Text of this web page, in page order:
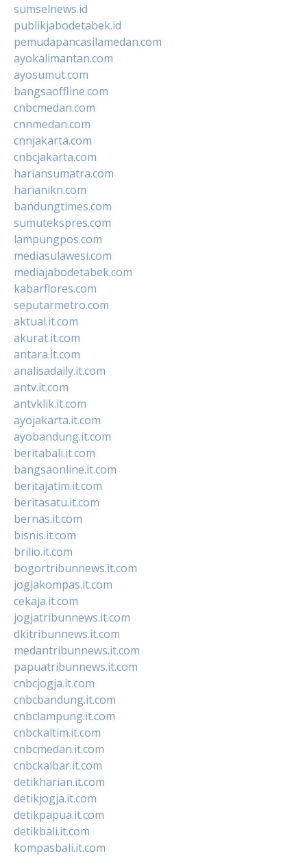
sumselnews.id
publikjabodetabek.id
pemudapancasilamedan.com
ayokalimantan.com
ayosumut.com
bangsaoffline.com
cnbcmedan.com
cnnmedan.com
cnnjakarta.com
cnbcjakarta.com
hariansumatra.com
harianikn.com
bandungtimes.com
sumutekspres.com
lampungpos.com
mediasulawesi.com
mediajabodetabek.com
kabarflores.com
seputarmetro.com
aktual.it.com
akurat.it.com
antara.it.com
analisadaily.it.com
antv.it.com
antvklik.it.com
ayojakarta.it.com
ayobandung.it.com
beritabali.it.com
bangsaonline.it.com
beritajatim.it.com
beritasatu.it.com
bernas.it.com
bisnis.it.com
brilio.it.com
bogortribunnews.it.com
jogjakompas.it.com
cekaja.it.com
jogjatribunnews.it.com
dkitribunnews.it.com
medantribunnews.it.com
papuatribunnews.it.com
cnbcjogja.it.com
cnbcbandung.it.com
cnbclampung.it.com
cnbckaltim.it.com
cnbcmedan.it.com
cnbckalbar.it.com
detikharian.it.com
detikjogja.it.com
detikpapua.it.com
detikbali.it.com
kompasbali.it.com